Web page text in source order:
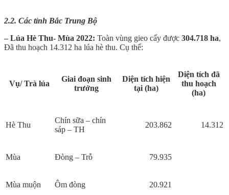
2.2. Các tỉnh Bắc Trung Bộ
– Lúa Hè Thu- Mùa 2022: Toàn vùng gieo cấy được 304.718 ha,
Đã thu hoạch 14.312 ha lúa hè thu. Cụ thể:
Vụ/ Trà lúa
Giai đoạn sinh
trưởng
Diện tích hiện
tại (ha)
Diện tích đã
thu hoạch
(ha)
Hè Thu
Chín sữa – chín
sáp – TH
203.862 14.312
Mùa Đòng – Trỗ 79.935
Mùa muộn Ôm đòng 20.921